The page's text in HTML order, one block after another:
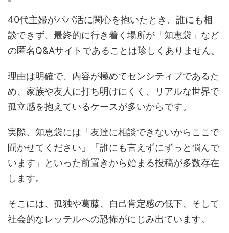
40代主婦がパパ活に関心を抱いたとき、誰にも相
談できず、最終的に行き着く場所が「知恵袋」など
の匿名Q&Aサイトであることは珍しくありません。
理由は明確で、内容が極めてセンシティブであるた
め、家族や友人に打ち明けにくく、リアルな世界で
孤立感を抱えているケースが多いからです。
実際、知恵袋には「友達に相談できないからここで
聞かせてください」「誰にも言えずにずっと悩んで
います」といった前置きから始まる投稿が多数存在
します。
そこには、孤独や葛藤、自己肯定感の低下、そして
社会的なレッテルへの恐怖がにじみ出ています。